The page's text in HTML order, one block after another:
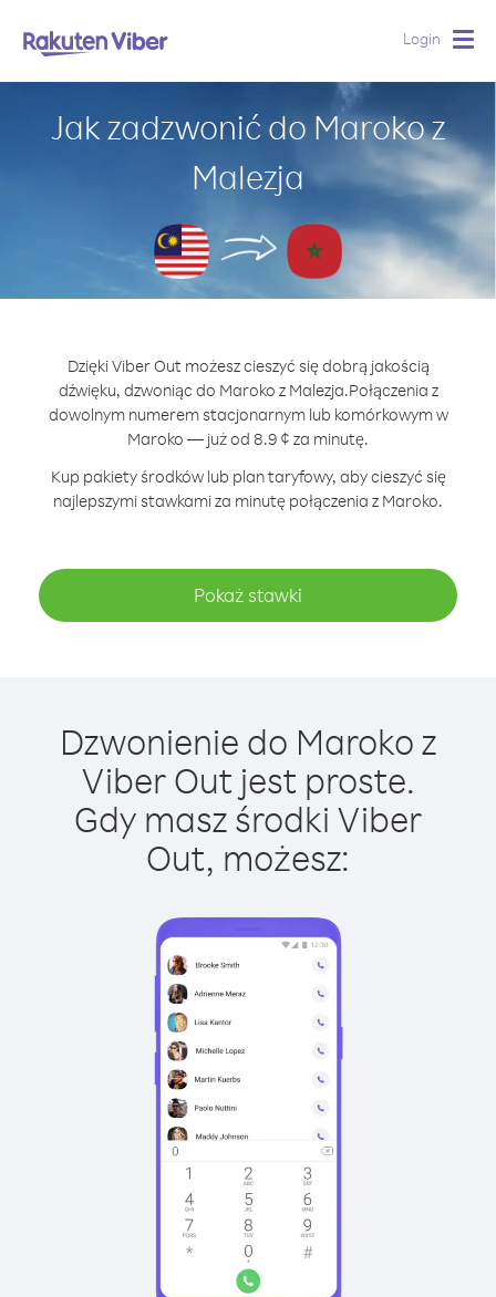
Login
Jak zadzwonić do Maroko z
Malezja
Dzięki Viber Out możesz cieszyć się dobrą jakością
dźwięku, dzwoniąc do Maroko z Malezja.Połączenia z
dowolnym numerem stacjonarnym lub komórkowym w
Maroko — już od 8.9 ¢ za minutę.
Kup pakiety środków lub plan taryfowy, aby cieszyć się
najlepszymi stawkami za minutę połączenia z Maroko.
Pokaż stawki
Dzwonienie do Maroko z
Viber Out jest proste.
Gdy masz środki Viber
Out, możesz: